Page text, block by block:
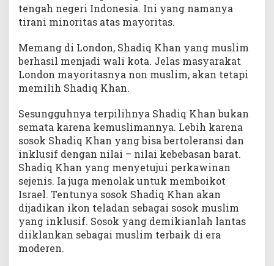
tengah negeri Indonesia. Ini yang namanya
tirani minoritas atas mayoritas.
Memang di London, Shadiq Khan yang muslim
berhasil menjadi wali kota. Jelas masyarakat
London mayoritasnya non muslim, akan tetapi
memilih Shadiq Khan.
Sesungguhnya terpilihnya Shadiq Khan bukan
semata karena kemuslimannya. Lebih karena
sosok Shadiq Khan yang bisa bertoleransi dan
inklusif dengan nilai – nilai kebebasan barat.
Shadiq Khan yang menyetujui perkawinan
sejenis. Ia juga menolak untuk memboikot
Israel. Tentunya sosok Shadiq Khan akan
dijadikan ikon teladan sebagai sosok muslim
yang inklusif. Sosok yang demikianlah lantas
diiklankan sebagai muslim terbaik di era
moderen.